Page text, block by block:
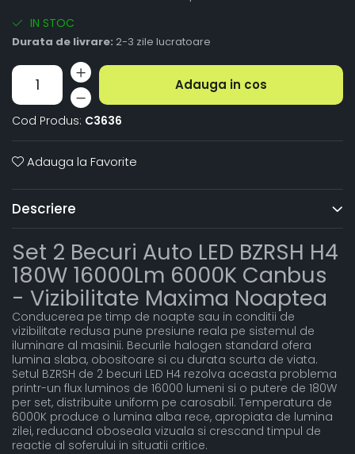
IN STOC
Durata de livrare: 2-3 zile lucratoare
Adauga in cos
Cod Produs: C3636
Adauga la Favorite
Descriere
Set 2 Becuri Auto LED BZRSH H4
180W 16000Lm 6000K Canbus
- Vizibilitate Maxima Noaptea
Conducerea pe timp de noapte sau in conditii de
vizibilitate redusa pune presiune reala pe sistemul de
iluminare al masinii. Becurile halogen standard ofera
lumina slaba, obositoare si cu durata scurta de viata.
Setul BZRSH de 2 becuri LED H4 rezolva aceasta problema
printr-un flux luminos de 16000 lumeni si o putere de 180W
per set, distribuite uniform pe carosabil. Temperatura de
6000K produce o lumina alba rece, apropiata de lumina
zilei, reducand oboseala vizuala si crescand timpul de
reactie al soferului in situatii critice.